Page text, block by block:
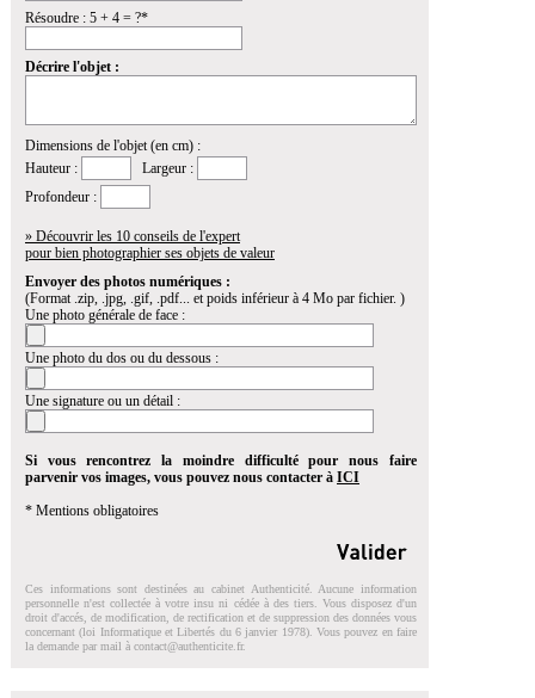
Résoudre : 5 + 4 = ?*
Décrire l'objet :
Dimensions de l'objet (en cm) :
Hauteur :
Largeur :
Profondeur :
» Découvrir les 10 conseils de l'expert
pour bien photographier ses objets de valeur
Envoyer des photos numériques :
(Format .zip, .jpg, .gif, .pdf... et poids inférieur à 4 Mo par fichier. )
Une photo générale de face :
Une photo du dos ou du dessous :
Une signature ou un détail :
Si vous rencontrez la moindre difficulté pour nous faire
parvenir vos images, vous pouvez nous contacter à ICI
* Mentions obligatoires
Ces informations sont destinées au cabinet Authenticité. Aucune information
personnelle n'est collectée à votre insu ni cédée à des tiers. Vous disposez d'un
droit d'accés, de modification, de rectification et de suppression des données vous
concernant (loi Informatique et Libertés du 6 janvier 1978). Vous pouvez en faire
la demande par mail à contact@authenticite.fr.